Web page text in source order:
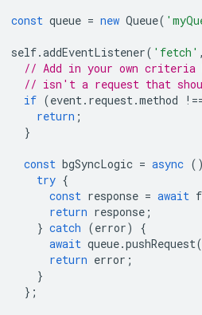
const queue = new Queue(
self.addEventListener( 'fetch' ,
// Add in your own
// isn't a request that
if (event. request.method
return ;
}
const bgSyncLogic = async ()
try {
const response = await
return response ;
} catch (error)
{
await queue.pushRequest
return error ;
}
};